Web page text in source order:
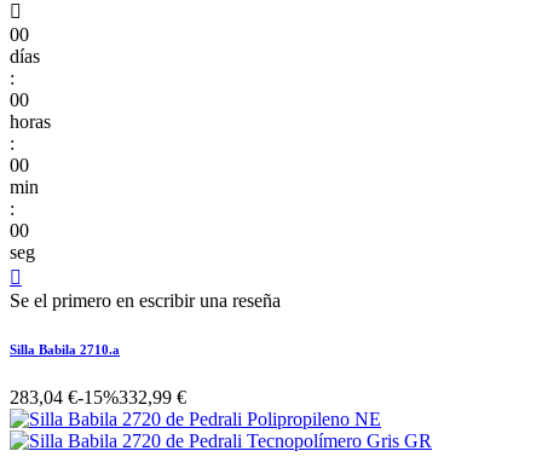

00
días
:
00
horas
:
00
min
:
00
seg

Se el primero en escribir una reseña
Silla Babila 2710.a
283,04 €-15%332,99 €